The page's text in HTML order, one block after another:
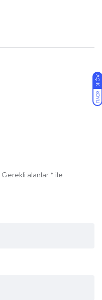
AÇIK
KOYU
Gerekli alanlar * ile